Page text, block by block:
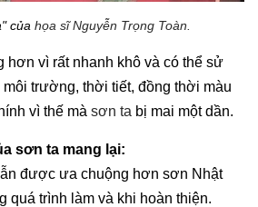
của họa sĩNguyễn Trọng Toàn.
hơn vì rất nhanh khô và có thể sử
trường, thời tiết, đồng thời màu
vì thế mà sơn ta bị mai một dần.
sơn ta mang lại:
được ưa chuộng hơn sơn Nhật
quá trình làm và khi hoàn thiện.